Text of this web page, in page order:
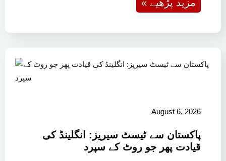
« مزید پڑھیے
August 6, 2026
پاکستان سے ٹیسٹ سیریز: انگلینڈ کی
قیادت پھر جو روٹ کے سپرد